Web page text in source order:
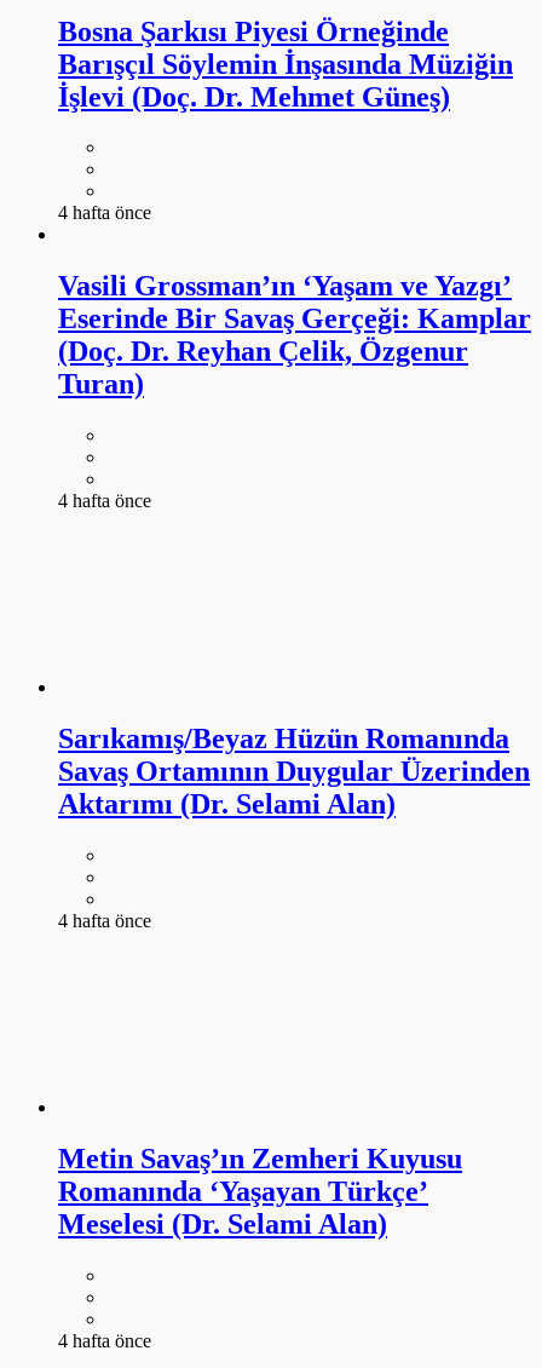
Bosna Şarkısı Piyesi Örneğinde
Barışçıl Söylemin İnşasında Müziğin
İşlevi (Doç. Dr. Mehmet Güneş)
4 hafta önce
Vasili Grossman’ın ‘Yaşam ve Yazgı’
Eserinde Bir Savaş Gerçeği: Kamplar
(Doç. Dr. Reyhan Çelik, Özgenur
Turan)
4 hafta önce
Sarıkamış/Beyaz Hüzün Romanında
Savaş Ortamının Duygular Üzerinden
Aktarımı (Dr. Selami Alan)
4 hafta önce
Metin Savaş’ın Zemheri Kuyusu
Romanında ‘Yaşayan Türkçe’
Meselesi (Dr. Selami Alan)
4 hafta önce